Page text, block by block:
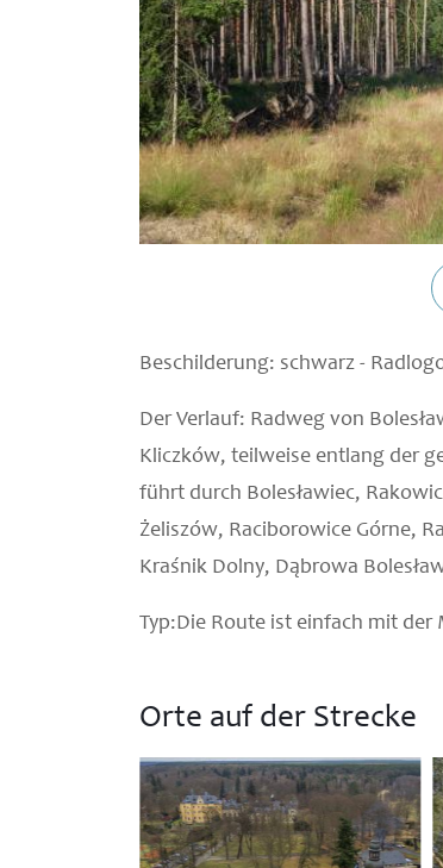
Beschilderung: schwarz -
Der Verlauf: Radweg von
Kliczków, teilweise entlang der
führt durch Bolesławiec,
Żeliszów, Raciborowice Górne,
Kraśnik Dolny, Dąbrowa
Typ:Die Route ist einfach mit der
Orte auf der Strecke